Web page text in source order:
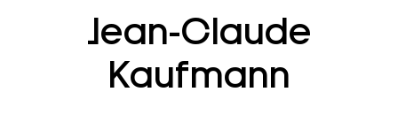
Jean-Claude
Kaufmann